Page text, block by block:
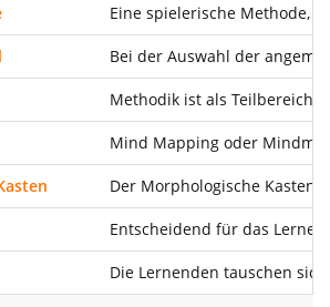
Eine spielerische Methode,
Bei der Auswahl der
Methodik ist als Teilbereich
Mind Mapping oder
Der Morphologische Kasten
Entscheidend für das
Die Lernenden tauschen